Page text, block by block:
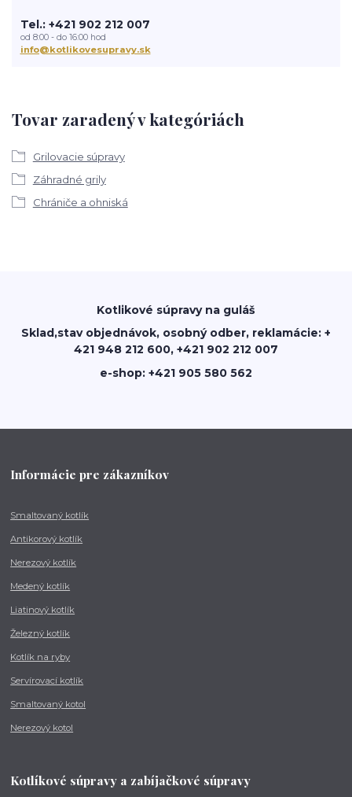
Tovar zaradený v kategóriách
Grilovacie súpravy
Záhradné grily
Chrániče a ohniská
Tel.: +421 902 212 007
od 8:00 - do 16:00 hod
info@kotlikovesupravy.sk
Kotlikové súpravy na guláš
Sklad,stav objednávok, osobný odber, reklamácie: +
421 948 212 600, +421 902 212 007
e-shop: +421 905 580 562
Informácie pre zákazníkov
Smaltovaný kotlík
Antikorový kotlík
Nerezový kotlík
Medený kotlík
Liatinový kotlík
Železný kotlík
Kotlík na ryby
Servírovací kotlík
Smaltovaný kotol
Nerezový kotol
Kotlíkové súpravy a zabíjačkové súpravy